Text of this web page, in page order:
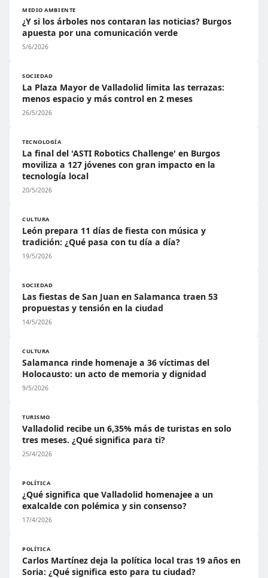
MEDIO AMBIENTE
¿Y si los árboles nos contaran las noticias? Burgos
apuesta por una comunicación verde
5/6/2026
SOCIEDAD
La Plaza Mayor de Valladolid limita las terrazas:
menos espacio y más control en 2 meses
26/5/2026
TECNOLOGÍA
La final del 'ASTI Robotics Challenge' en Burgos
moviliza a 127 jóvenes con gran impacto en la
tecnología local
20/5/2026
CULTURA
León prepara 11 días de fiesta con música y
tradición: ¿Qué pasa con tu día a día?
19/5/2026
SOCIEDAD
Las fiestas de San Juan en Salamanca traen 53
propuestas y tensión en la ciudad
14/5/2026
CULTURA
Salamanca rinde homenaje a 36 víctimas del
Holocausto: un acto de memoria y dignidad
9/5/2026
TURISMO
Valladolid recibe un 6,35% más de turistas en solo
tres meses. ¿Qué significa para ti?
25/4/2026
POLÍTICA
¿Qué significa que Valladolid homenajee a un
exalcalde con polémica y sin consenso?
17/4/2026
POLÍTICA
Carlos Martínez deja la política local tras 19 años en
Soria: ¿Qué significa esto para tu ciudad?